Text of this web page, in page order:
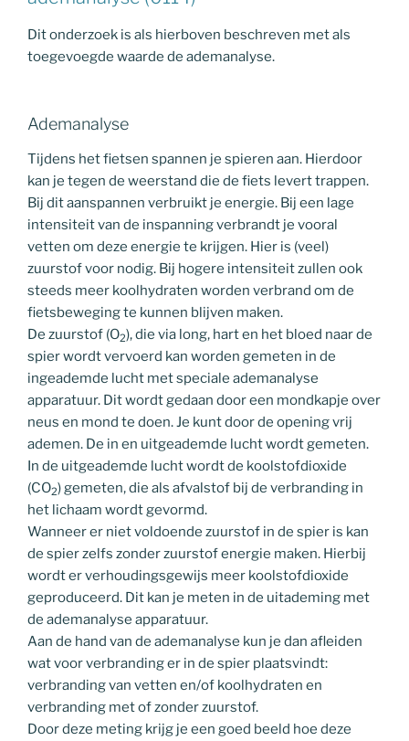
Dit onderzoek is als hierboven beschreven met als
toegevoegde waarde de ademanalyse.
Ademanalyse
Tijdens het fietsen spannen je spieren aan. Hierdoor
kan je tegen de weerstand die de fiets levert trappen.
Bij dit aanspannen verbruikt je energie. Bij een lage
intensiteit van de inspanning verbrandt je vooral
vetten om deze energie te krijgen. Hier is (veel)
zuurstof voor nodig. Bij hogere intensiteit zullen ook
steeds meer koolhydraten worden verbrand om de
fietsbeweging te kunnen blijven maken.
De zuurstof (O2), die via long, hart en het bloed naar de
spier wordt vervoerd kan worden gemeten in de
ingeademde lucht met speciale ademanalyse
apparatuur. Dit wordt gedaan door een mondkapje over
neus en mond te doen. Je kunt door de opening vrij
ademen. De in en uitgeademde lucht wordt gemeten.
In de uitgeademde lucht wordt de koolstofdioxide
(CO2) gemeten, die als afvalstof bij de verbranding in
het lichaam wordt gevormd.
Wanneer er niet voldoende zuurstof in de spier is kan
de spier zelfs zonder zuurstof energie maken. Hierbij
wordt er verhoudingsgewijs meer koolstofdioxide
geproduceerd. Dit kan je meten in de uitademing met
de ademanalyse apparatuur.
Aan de hand van de ademanalyse kun je dan afleiden
wat voor verbranding er in de spier plaatsvindt:
verbranding van vetten en/of koolhydraten en
verbranding met of zonder zuurstof.
Door deze meting krijg je een goed beeld hoe deze